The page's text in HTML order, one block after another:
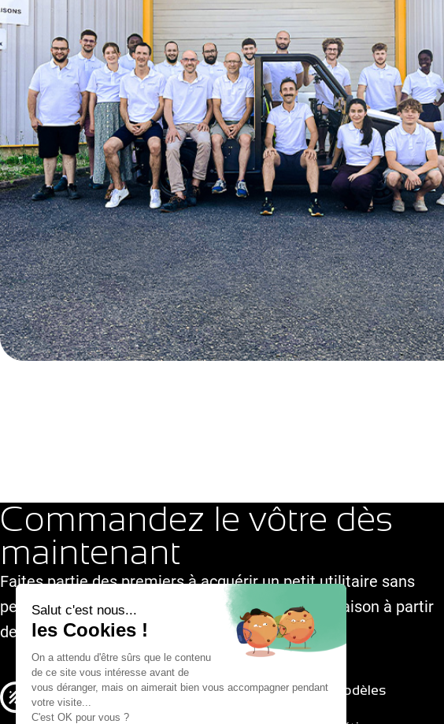
Commandez le vôtre dès
maintenant
Faites partie des premiers à acquérir un petit utilitaire sans
permis. Seulement 60 véhicules disponibles. Livraison à partir
de mai 2026.
Faire partie de l'aventure
Modèles